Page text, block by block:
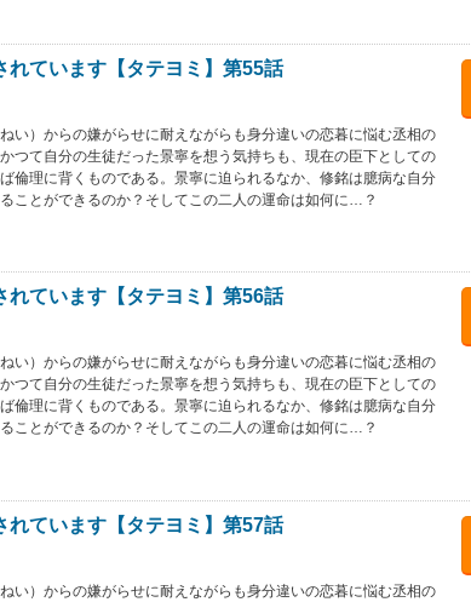
れています【タテヨミ】第55話
い）からの嫌がらせに耐えながらも身分違いの恋暮に悩む丞相の
つて自分の生徒だった景寧を想う気持ちも、現在の臣下としての
倫理に背くものである。景寧に迫られるなか、修銘は臆病な自分
ことができるのか？そしてこの二人の運命は如何に…？
れています【タテヨミ】第56話
い）からの嫌がらせに耐えながらも身分違いの恋暮に悩む丞相の
つて自分の生徒だった景寧を想う気持ちも、現在の臣下としての
倫理に背くものである。景寧に迫られるなか、修銘は臆病な自分
ことができるのか？そしてこの二人の運命は如何に…？
れています【タテヨミ】第57話
い）からの嫌がらせに耐えながらも身分違いの恋暮に悩む丞相の